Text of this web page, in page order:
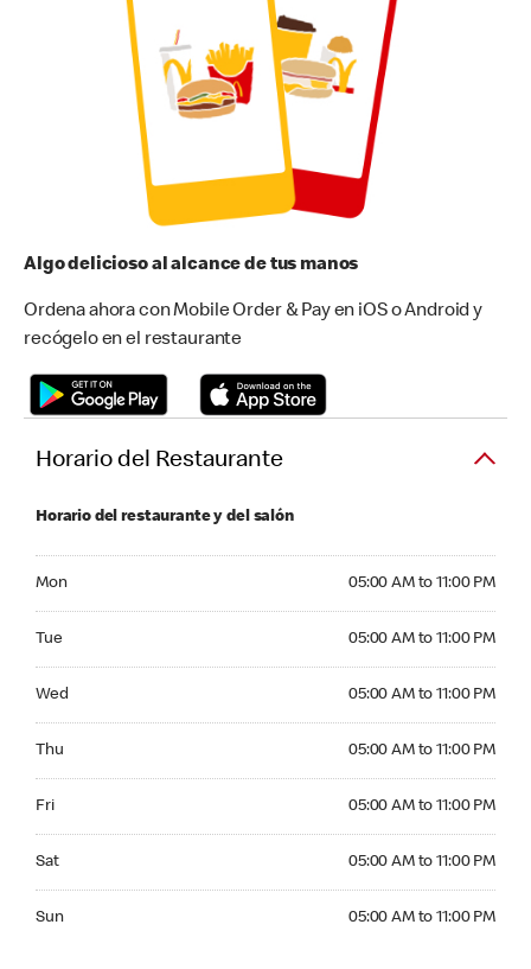
Algo delicioso al alcance de tus manos
Ordena ahora con Mobile Order & Pay en iOS o Android y
recógelo en el restaurante
Horario del Restaurante
Horario del restaurante y del salón
Mon 05:00 AM to 11:00 PM
Tue 05:00 AM to 11:00 PM
Wed 05:00 AM to 11:00 PM
Thu 05:00 AM to 11:00 PM
Fri 05:00 AM to 11:00 PM
Sat 05:00 AM to 11:00 PM
Sun 05:00 AM to 11:00 PM